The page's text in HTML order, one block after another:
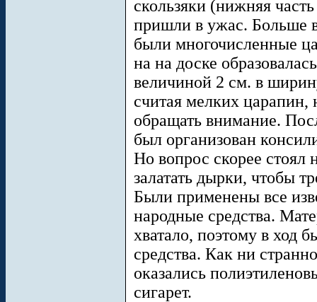
скользяки (нижняя
пришли в ужас. Больше
были многочисленные
на на доске
величиной 2 см. в
считая мелких
обращать внимание.
был организован
Но вопрос скорее стоял
залатать дырки, чтобы
Были применены все
народные средства.
хватало, поэтому в ход
средства. Как ни
оказались
сигарет.